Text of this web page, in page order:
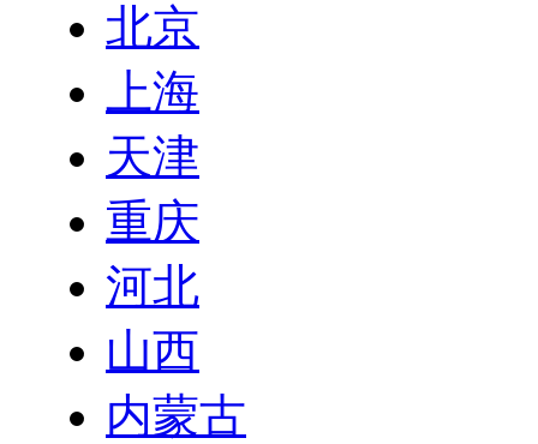
北京
上海
天津
重庆
河北
山西
内蒙古